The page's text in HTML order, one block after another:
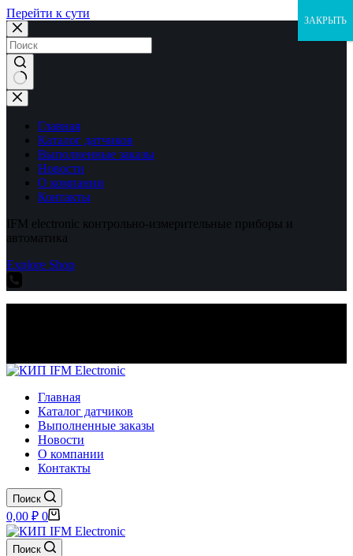
Перейти к сути
Ничего
не
найденоГлавная
Каталог датчиков
Выполненные заказы
Новости
О компании
Контакты
IFM electronic контрольно-измерительные приборы и
автоматика
Explore Shop
Главная
Каталог датчиков
Выполненные заказы
Новости
О компании
Контакты
Поиск
Корзина
0,00 ₽ 0
Поиск
ЗАКРЫТЬ